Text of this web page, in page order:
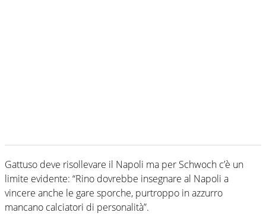
Gattuso deve risollevare il Napoli ma per Schwoch c’è un
limite evidente: “Rino dovrebbe insegnare al Napoli a
vincere anche le gare sporche, purtroppo in azzurro
mancano calciatori di personalità”.